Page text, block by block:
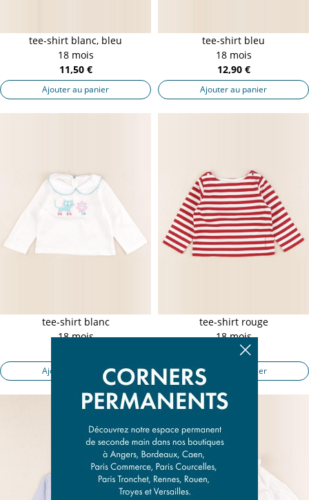
tee-shirt blanc, bleu
18 mois
11,50 €
Ajouter au panier
tee-shirt bleu
18 mois
12,90 €
Ajouter au panier
tee-shirt blanc
18 mois
Ajouter au panier
tee-shirt rouge
18 mois
12,90 €
Ajouter au panier